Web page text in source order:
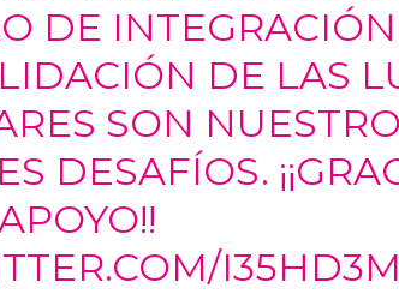
DE
DE LAS
SON
DESAFÍOS.